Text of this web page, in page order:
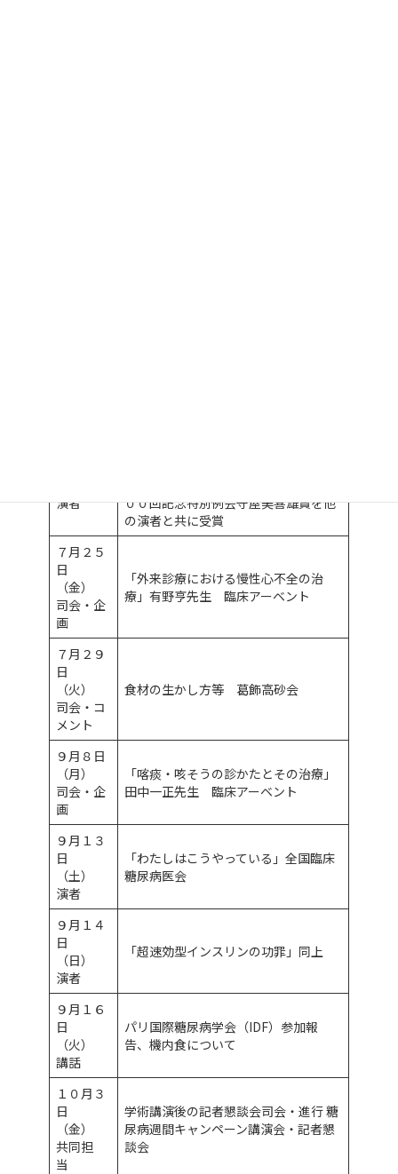
演者
００回記念特別例会守屋美喜雄賞を他
の演者と共に受賞
７月２５
日
（金）
司会・企
画
「外来診療における慢性心不全の治
療」有野亨先生 臨床アーベント
７月２９
日
（火）
司会・コ
メント
食材の生かし方等 葛飾高砂会
９月８日
（月）
司会・企
画
「喀痰・咳そうの診かたとその治療」
田中一正先生 臨床アーベント
９月１３
日
（土）
演者
「わたしはこうやっている」全国臨床
糖尿病医会
９月１４
日
（日）
演者
「超速効型インスリンの功罪」同上
９月１６
日
（火）
講話
パリ国際糖尿病学会（IDF）参加報
告、機内食について
１０月３
日
（金）
共同担
当
学術講演後の記者懇談会司会・進行 糖
尿病週間キャンペーン講演会・記者懇
談会